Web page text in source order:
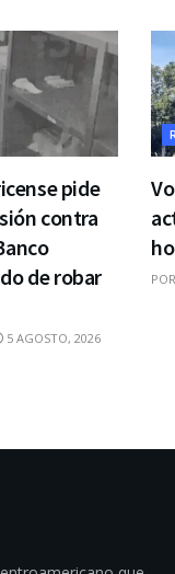
pide
contra
de robar
5 AGOSTO, 2026
POR